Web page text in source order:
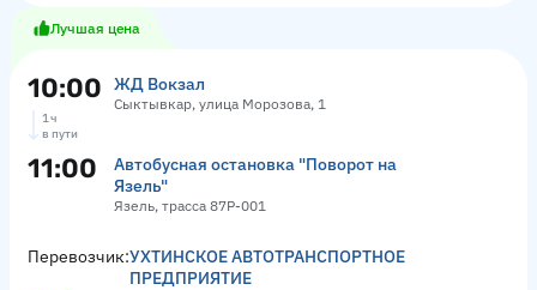
Лучшая цена
10:00 ЖД Вокзал
Сыктывкар, улица Морозова, 1
1 ч
в пути
11:00
Автобусная остановка "Поворот на
Язель"
Язель, трасса 87Р-001
Перевозчик:УХТИНСКОЕ АВТОТРАНСПОРТНОЕ
ПРЕДПРИЯТИЕ